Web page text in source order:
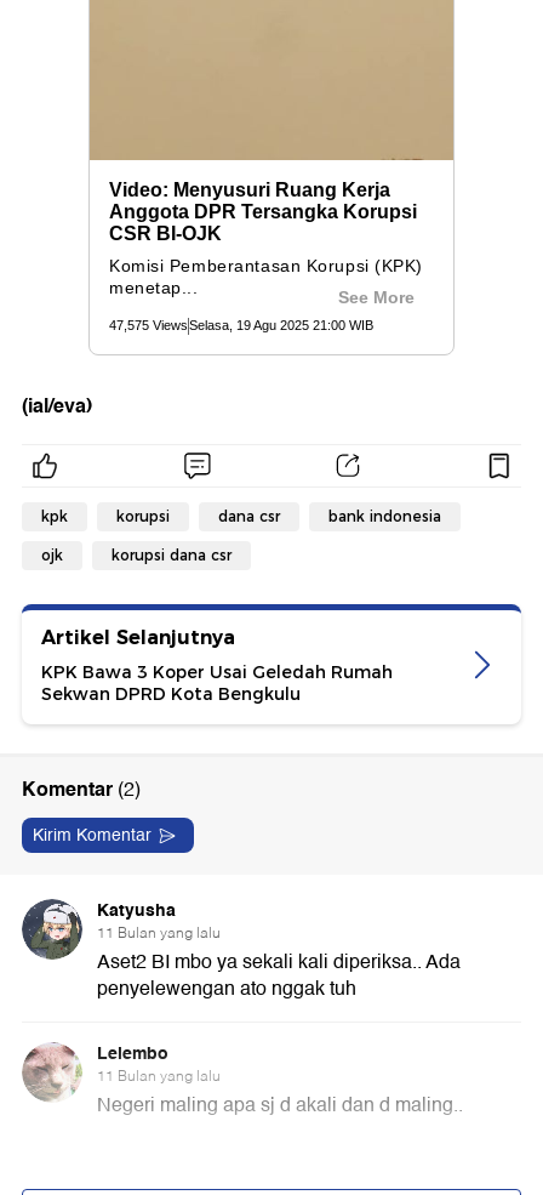
(ial/eva)
kpk korupsi dana csr bank indonesia
ojk korupsi dana csr
Artikel Selanjutnya
KPK Bawa 3 Koper Usai Geledah Rumah
Sekwan DPRD Kota Bengkulu